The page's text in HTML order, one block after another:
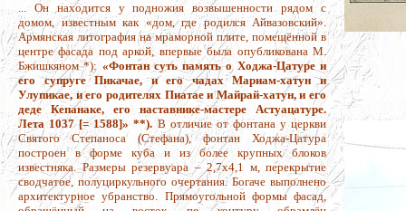
... Он находится у подножия возвышенности рядом с
домом, известным как «дом, где родился Айвазовский».
Армянская литография на мраморной плите, помещённой в
центре фасада под аркой, впервые была опубликована М.
Бжишкяном *): «Фонтан суть память о Ходжа-Цатуре и
его супруге Пикачае, и его чадах Мариам-хатун и
Улупикае, и его родителях Пиатае и Майрай-хатун, и его
деде Кепанаке, его наставнике-мастере Астуацатуре.
Лета 1037 [= 1588]» **). В отличие от фонтана у церкви
Святого Степаноса (Стефана), фонтан Ходжа-Цатура
построен в форме куба и из более крупных блоков
известняка. Размеры резервуара – 2,7х4,1 м, перекрытие
сводчатое, полуциркульного очертания. Богаче выполнено
архитектурное убранство. Прямоугольной формы фасад,